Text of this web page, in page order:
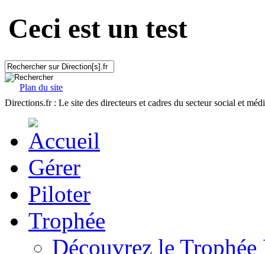
Ceci est un test
Plan du site
Directions.fr : Le site des directeurs et cadres du secteur social et
Gérer
Piloter
Trophée
Découvrez le